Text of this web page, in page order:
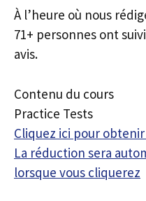
À l’heure où nous
71+ personnes ont
avis.
Contenu du cours
Practice Tests
Cliquez ici pour obtenir
La réduction sera
lorsque vous cliquerez